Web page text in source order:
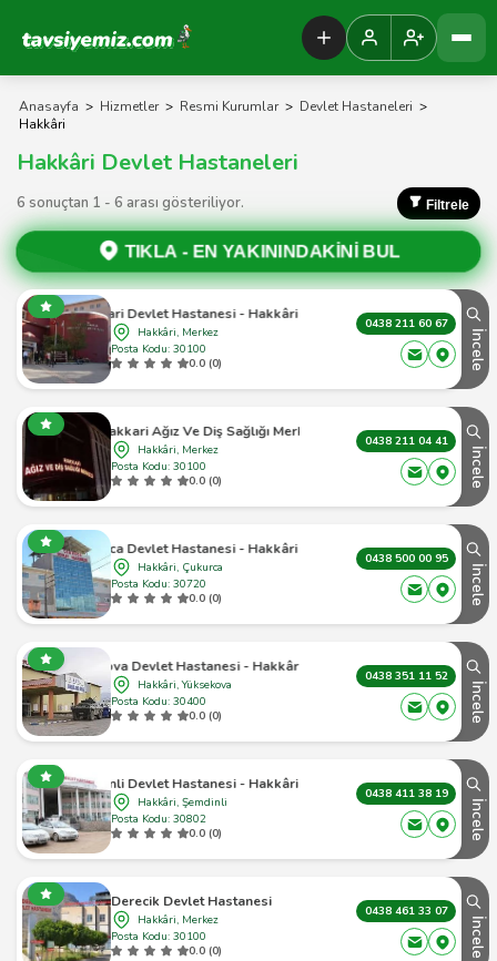
Tavsiyemiz Anasayfa
Anasayfa > Hizmetler > Resmi Kurumlar > Devlet Hastaneleri >
Hakkâri
Hakkâri Devlet Hastaneleri
6 sonuçtan 1 - 6 arası gösteriliyor. Filtrele
TIKLA - EN YAKININDAKİNİ BUL
Hakkari Devlet Hastanesi - Hakkâri Merkez - 1
Hakkâri, Merkez
Posta Kodu: 30100
0.0 (0)
0438 211 60 67
İncele
Hakkari Ağız Ve Diş Sağlığı Merkezi
Hakkâri, Merkez
Posta Kodu: 30100
0.0 (0)
0438 211 04 41
İncele
Çukurca Devlet Hastanesi - Hakkâri Çukurca - 1
Hakkâri, Çukurca
Posta Kodu: 30720
0.0 (0)
0438 500 00 95
İncele
Yüksekova Devlet Hastanesi - Hakkâri Yüksekova - 1
Hakkâri, Yüksekova
Posta Kodu: 30400
0.0 (0)
0438 351 11 52
İncele
Şemdinli Devlet Hastanesi - Hakkâri Şemdinli - 1
Hakkâri, Şemdinli
Posta Kodu: 30802
0.0 (0)
0438 411 38 19
İncele
Derecik Devlet Hastanesi
Hakkâri, Merkez
Posta Kodu: 30100
0.0 (0)
0438 461 33 07
İncele